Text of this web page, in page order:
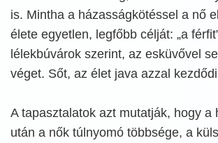
is. Mintha a házasságkötéssel a nő
élete egyetlen, legfőbb célját: „a
lélekbúvárok szerint, az esküvővel
véget. Sőt, az élet java azzal
A tapasztalatok azt mutatják, hogy a
után a nők túlnyomó többsége, a